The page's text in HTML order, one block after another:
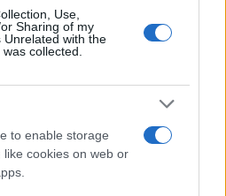
Use,
Sharing of my
Unrelated with the
collected.
to enable storage
cookies on web or
szerződtem, és másfél évig
nő, sokat tanultam tőle.
hogy London után hiányzott a
Frenák Pállal, aki elhívott a
a
-be. Megtetszettem
feminin, sportos és fiús,
táncos. Máshogy dolgozott,
Keverte a franciát, a magyart